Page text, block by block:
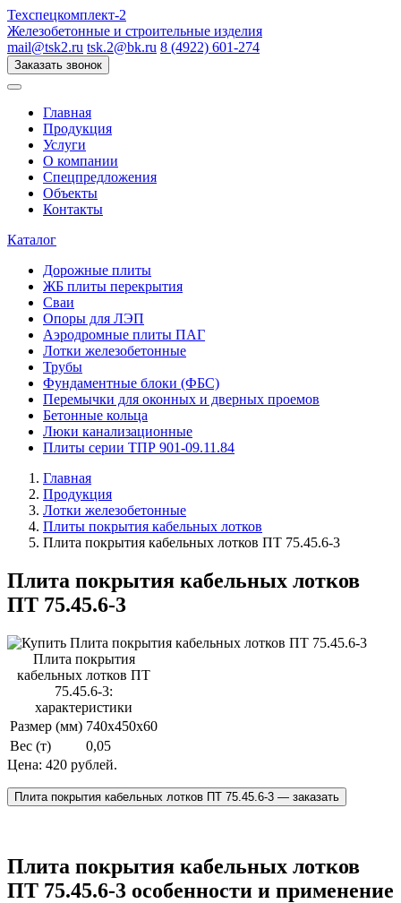
Техспецкомплект-2
Железобетонные и строительные изделия
mail@tsk2.ru tsk.2@bk.ru 8 (4922) 601-274
Заказать звонок
Главная
Продукция
Услуги
О компании
Спецпредложения
Объекты
Контакты
Каталог
Дорожные плиты
ЖБ плиты перекрытия
Сваи
Опоры для ЛЭП
Аэродромные плиты ПАГ
Лотки железобетонные
Трубы
Фундаментные блоки (ФБС)
Перемычки для оконных и дверных проемов
Бетонные кольца
Люки канализационные
Плиты серии ТПР 901-09.11.84
Главная
Продукция
Лотки железобетонные
Плиты покрытия кабельных лотков
Плита покрытия кабельных лотков ПТ 75.45.6-3
Плита покрытия кабельных лотков
ПТ 75.45.6-3
Плита покрытия
кабельных лотков ПТ
75.45.6-3:
характеристики
Размер (мм) 740х450х60
Вес (т)
0,05
Цена: 420 рублей.
Плита покрытия кабельных лотков ПТ 75.45.6-3 — заказать
Плита покрытия кабельных лотков
ПТ 75.45.6-3 особенности и применение